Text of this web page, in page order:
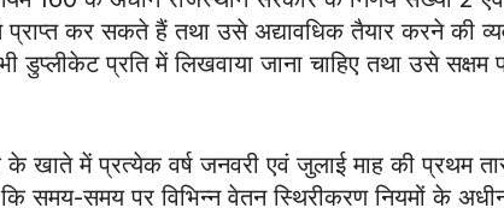
प्राप्त कर सकते हैं तथा उसे अद्यावधिक तैयार करने की
प्रति में लिखवाया जाना चाहिए तथा उसे सक्षम
में प्रत्येक वर्ष जनवरी एवं जुलाई माह की प्रथम
समय-समय पर विभिन्न वेतन स्थिरीकरण नियमों के